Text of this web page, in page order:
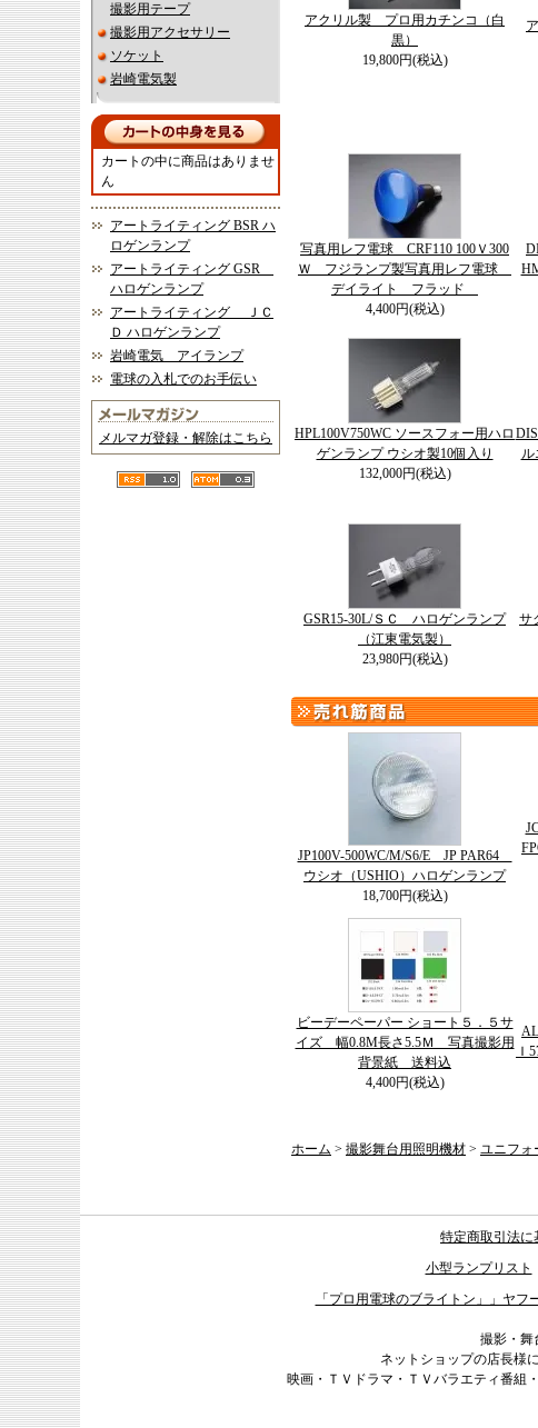
撮影用テープ
撮影用アクセサリー
ソケット
岩崎電気製
カートの中に商品はありませ
ん
アートライティング BSR ハ
ロゲンランプ
アートライティング GSR
ハロゲンランプ
アートライティング ＪＣ
Ｄ ハロゲンランプ
岩崎電気 アイランプ
電球の入札でのお手伝い
メルマガ登録・解除はこちら
アクリル製 プロ用カチンコ（白
黒）
19,800円(税込)
写真用レフ電球 CRF110 100Ｖ300
Ｗ フジランプ製写真用レフ電球
デイライト フラッド
4,400円(税込)
HPL100V750WC ソースフォー用ハロ
ゲンランプ ウシオ製10個入り
132,000円(税込)
GSR15-30L/ＳＣ ハロゲンランプ
（江東電気製）
23,980円(税込)
サ
JP100V-500WC/M/S6/E JP PAR64
ウシオ（USHIO）ハロゲンランプ
18,700円(税込)
ビーデーペーパー ショート５．５サ
イズ 幅0.8M長さ5.5Ｍ 写真撮影用
背景紙 送料込
4,400円(税込)
Ｉ
ホーム > 撮影舞台用照明機材 > ユニフ
特定商取引法に
小型ランプリスト
「プロ用電球のブライトン」」ヤフ
撮影・舞
ネットショップの店長様
映画・ＴＶドラマ・ＴＶバラエティ番組